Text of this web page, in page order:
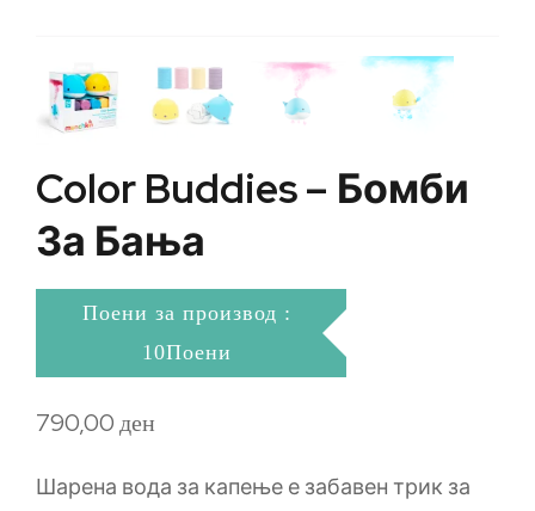
Color Buddies – Бомби
За Бања
Поени за производ :
10Поени
790,00ден
Шарена вода за капење е забавен трик за